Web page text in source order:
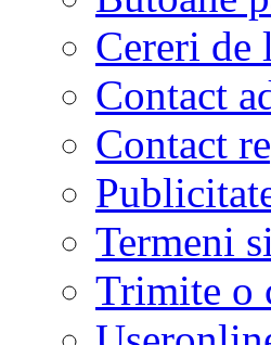
Cereri
Contact
Contact
Termeni
Trimite o